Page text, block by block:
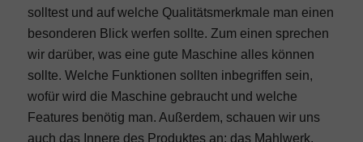
solltest und auf welche Qualitätsmerkmale man einen
besonderen Blick werfen sollte. Zum einen sprechen
wir darüber, was eine gute Maschine alles können
sollte. Welche Funktionen sollten inbegriffen sein,
wofür wird die Maschine gebraucht und welche
Features benötig man. Außerdem, schauen wir uns
auch das Innere des Produktes an: das Mahlwerk.